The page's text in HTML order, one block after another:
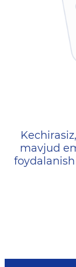
404 —
mavjud